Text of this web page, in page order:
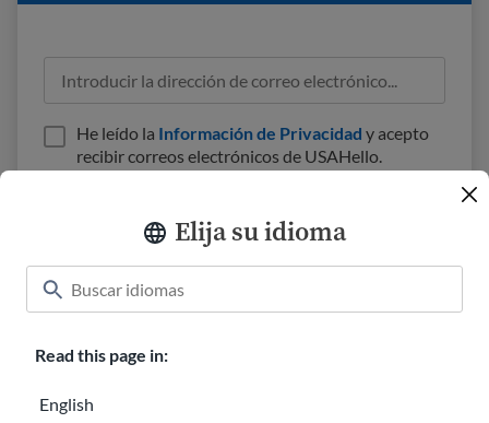
Elija su idioma
Read this page in:
English
He leído la Información de Privacidad y acepto
recibir correos electrónicos de USAHello.